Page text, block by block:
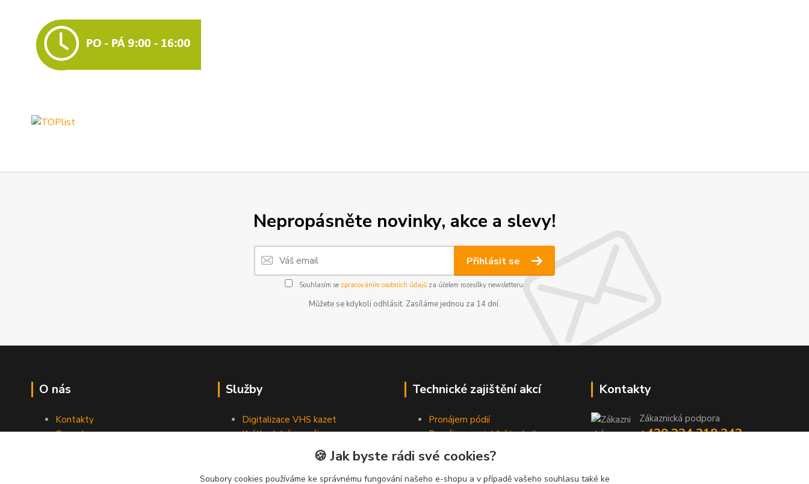
Nepropásněte novinky, akce a slevy!
Přihlásit se
Souhlasím se zpracováním osobních údajůza účelem rozesílky newsletteru.
Můžete se kdykoli odhlásit. Zasíláme jednou za 14 dní.
O nás
Kontakty
Ceny dopravy
Služby
Digitalizace VHS kazet
Krátkodobé pronájmy
Technické zajištění akcí
Pronájem pódií
Pronájem projekční techniky
Pronájem osvětlovací techniky
Pronájem ozvučovací techniky
Kontakty
Zákaznická podpora
+420 224 318 342
🍪 Jak byste rádi své cookies?
Soubory cookies používáme ke správnému fungování našeho e-shopu a v případě vašeho souhlasu také ke